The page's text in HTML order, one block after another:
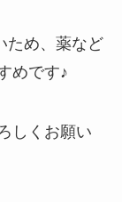
ため、薬など
めです♪
しくお願い